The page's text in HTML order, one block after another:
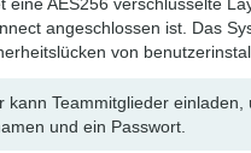
angeschlossen ist. Das
von
Teammitglieder
und ein Passwort.